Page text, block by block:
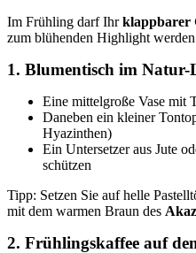
Im Frühling darf Ihrklappbarer
zum blühenden Highlight
1. Blumentisch im Natur-
Eine mittelgroße Vase mit
Daneben ein kleiner
Hyazinthen)
Ein Untersetzer aus Jute
schützen
Tipp: Setzen Sie auf helle
mit dem warmen Braun des
2. Frühlingskaffee auf